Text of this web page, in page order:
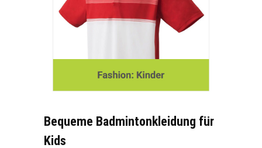
Bequeme Badmintonkleidung für
Kids